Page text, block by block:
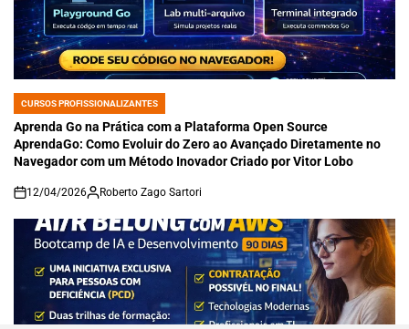
POSTED
IN
CURSOS PROFISSIONALIZANTES
Aprenda Go na Prática com a Plataforma Open Source
AprendaGo: Como Evoluir do Zero ao Avançado Diretamente no
Navegador com um Método Inovador Criado por Vitor Lobo
on
12/04/2026 Roberto Zago Sartori